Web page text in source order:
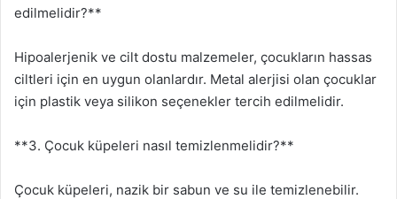
edilmelidir?**
Hipoalerjenik ve cilt dostu malzemeler, çocukların hassas
ciltleri için en uygun olanlardır. Metal alerjisi olan çocuklar
için plastik veya silikon seçenekler tercih edilmelidir.
**3. Çocuk küpeleri nasıl temizlenmelidir?**
Çocuk küpeleri, nazik bir sabun ve su ile temizlenebilir.